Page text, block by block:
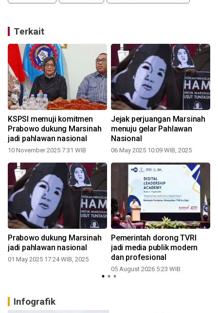
Terkait
KSPSI memuji komitmen
Prabowo dukung Marsinah
jadi pahlawan nasional
10 November 2025 7:31 WIB
Jejak perjuangan Marsinah
menuju gelar Pahlawan
Nasional
06 May 2025 10:09 WIB, 2025
Prabowo dukung Marsinah
jadi pahlawan nasional
01 May 2025 17:24 WIB, 2025
Pemerintah dorong TVRI
jadi media publik modern
dan profesional
05 August 2026 5:23 WIB
Infografik